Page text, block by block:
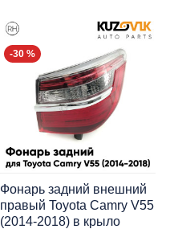
-30 %
Фонарь задний внешний
правый Toyota Camry V55
(2014-2018) в крыло